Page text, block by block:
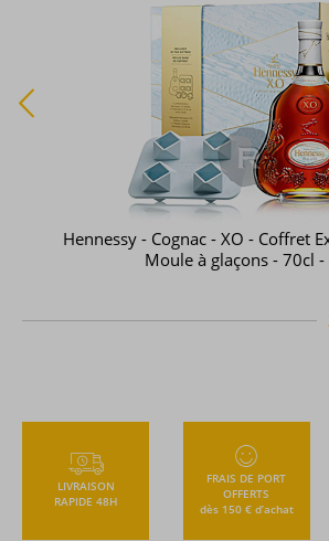
Hennessy - Cognac - XO - Coffret
Moule à glaçons - 70cl -
LIVRAISON
RAPIDE 48H
FRAIS DE PORT
OFFERTS
dès 150 € d’achat